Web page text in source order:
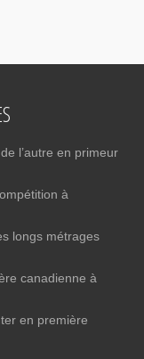
l’autre en primeur
à
longs métrages
canadienne à
en première